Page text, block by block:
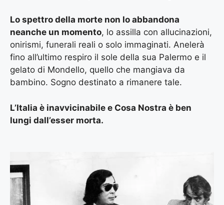
Lo spettro della morte non lo abbandona
neanche un momento, lo assilla con allucinazioni,
onirismi, funerali reali o solo immaginati. Anelerà
fino all’ultimo respiro il sole della sua Palermo e il
gelato di Mondello, quello che mangiava da
bambino. Sogno destinato a rimanere tale.
L’Italia è inavvicinabile e Cosa Nostra è ben
lungi dall’esser morta.